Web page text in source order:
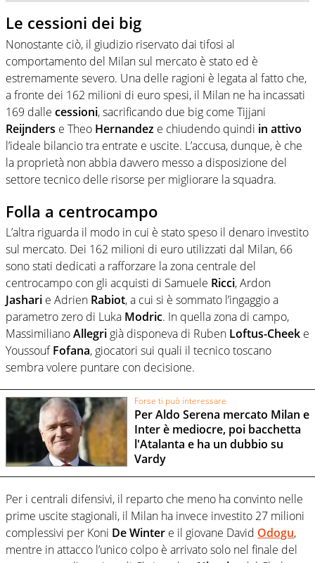
Le cessioni dei big
Nonostante ciò, il giudizio riservato dai tifosi al
comportamento del Milan sul mercato è stato ed è
estremamente severo. Una delle ragioni è legata al fatto che,
a fronte dei 162 milioni di euro spesi, il Milan ne ha incassati
169 dalle cessioni, sacrificando due big come Tijjani
Reijnders e Theo Hernandez e chiudendo quindi in attivo
l’ideale bilancio tra entrate e uscite. L’accusa, dunque, è che
la proprietà non abbia davvero messo a disposizione del
settore tecnico delle risorse per migliorare la squadra.
Folla a centrocampo
L’altra riguarda il modo in cui è stato speso il denaro investito
sul mercato. Dei 162 milioni di euro utilizzati dal Milan, 66
sono stati dedicati a rafforzare la zona centrale del
centrocampo con gli acquisti di Samuele Ricci, Ardon
Jashari e Adrien Rabiot, a cui si è sommato l’ingaggio a
parametro zero di Luka Modric. In quella zona di campo,
MassimilianoAllegrigià disponeva di Ruben Loftus-Cheek e
YoussoufFofana, giocatori sui quali il tecnico toscano
sembra volere puntare con decisione.
Forse ti può interessare
Per Aldo Serena mercato Milan e
Inter è mediocre, poi bacchetta
l'Atalanta e ha un dubbio su
Vardy
Per i centrali difensivi, il reparto che meno ha convinto nelle
prime uscite stagionali, il Milan ha invece investito 27 milioni
complessivi per Koni De Winter e il giovane David Odogu,
mentre in attacco l’unico colpo è arrivato solo nel finale del